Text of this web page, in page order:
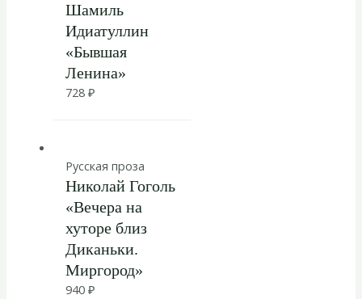
Шамиль
Идиатуллин
«Бывшая
Ленина»
728 ₽
Русская проза
Николай Гоголь
«Вечера на
хуторе близ
Диканьки.
Миргород»
940 ₽